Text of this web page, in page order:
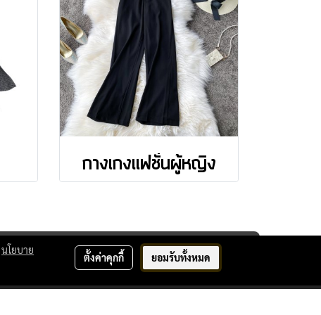
กางเกงแฟชั่นผู้หญิง
นโยบาย
ตั้งค่าคุกกี้ ยอมรับทั้งหมด